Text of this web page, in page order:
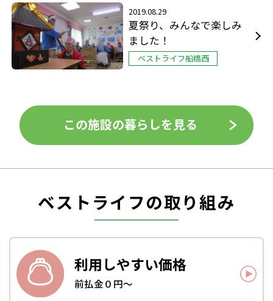
2019.08.29
夏祭り、みんなで楽しみ
ました！
ベストライフ船橋西
この施設の暮らしを見る
ベストライフの取り組み
利用しやすい価格
前払金０円～